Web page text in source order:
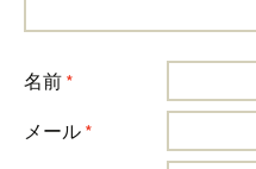
名前 *
メール *